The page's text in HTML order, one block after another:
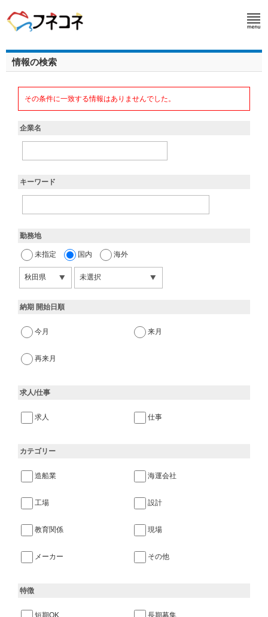
情報の検索
その条件に一致する情報はありませんでした。
企業名
キーワード
勤務地
未指定 国内 海外
納期 開始日順
今月 来月
再来月
求人/仕事
求人 仕事
カテゴリー
造船業 海運会社
工場 設計
教育関係 現場
メーカー その他
特徴
短期OK 長期募集